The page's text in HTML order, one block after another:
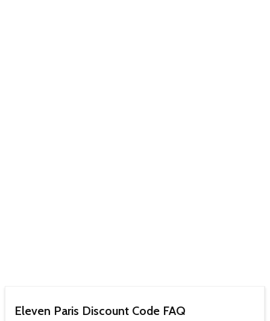
Eleven Paris Discount Code FAQ